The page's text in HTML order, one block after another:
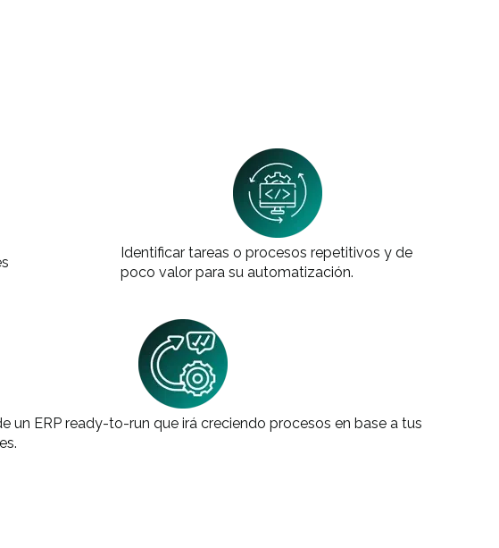
Identificar tareas o procesos repetitivos y de
poco valor para su automatización.
un ERP ready-to-run que irá creciendo procesos en base a tus